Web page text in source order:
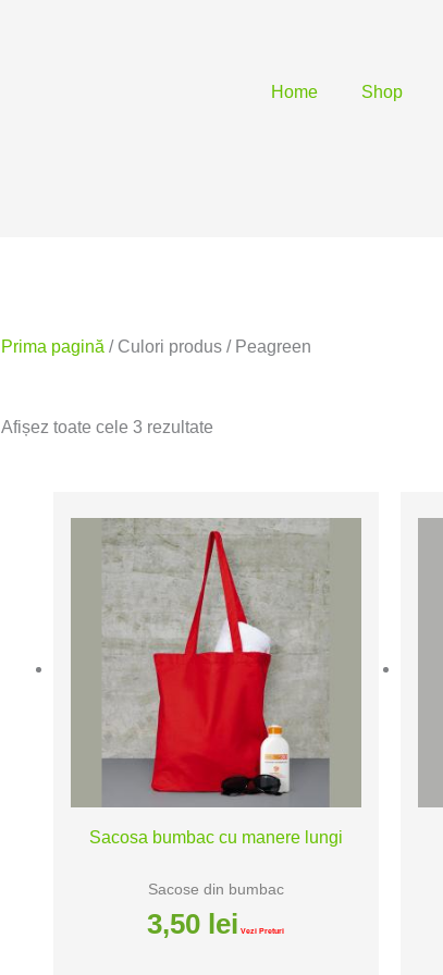
Home Shop
Prima pagină / Culori produs / Peagreen
Afișez toate cele 3 rezultate
de
Sacosa bumbac cu manere lungi
Sacose din bumbac
3,50 lei Vezi Preturi